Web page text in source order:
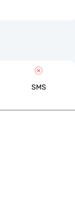
SMS